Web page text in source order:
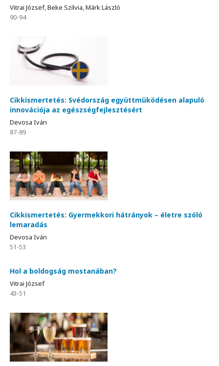
Vitrai József, Beke Szilvia, Márk László
90-94
Cikkismertetés: Svédország együttműködésen alapuló
innovációja az egészségfejlesztésért
Devosa Iván
87-89
Cikkismertetés: Gyermekkori hátrányok – életre szóló
lemaradás
Devosa Iván
51-53
Hol a boldogság mostanában?
Vitrai József
43-51